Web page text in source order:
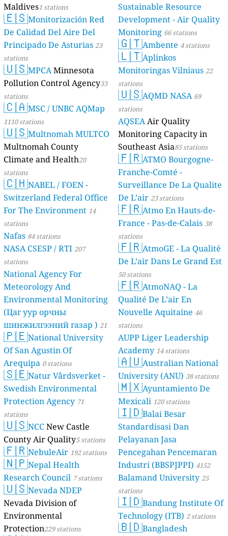
Sustainable Resource
Development - Air Quality
Monitoring 66 stations
🇬🇹Ambente 4 stations
🇱🇹Aplinkos
Monitoringas Vilniaus 22
stations
🇺🇸AQMD NASA 69
stations
AQSEAAir Quality
Monitoring Capacity in
Southeast Asia85 stations
🇫🇷ATMO Bourgogne-
Franche-Comté -
Surveillance De La Qualite
De L’air 23 stations
🇫🇷Atmo En Hauts-de-
France - Pas-de-Calais 38
stations
🇫🇷AtmoGE - La Qualité
De L’air Dans Le Grand Est
50 stations
🇫🇷AtmoNAQ - La
Qualité De L’air En
Nouvelle Aquitaine 46
stations
AUPP Liger Leadership
Academy 14 stations
🇦🇺Australian National
University (ANU) 38 stations
🇲🇽Ayuntamiento De
Mexicali 120 stations
🇮🇩Balai Besar
Standardisasi Dan
Pelayanan Jasa
Pencegahan Pencemaran
Industri (BBSPJPPI) 4152
stations
Balamand University25
stations
🇮🇩Bandung Institute Of
Technology (ITB) 2 stations
🇧🇩Bangladesh
Maldives1 stations
🇪🇸Monitorización Red
De Calidad Del Aire Del
Principado De Asturias 23
stations
🇺🇸MPCAMinnesota
Pollution Control Agency33
stations
🇨🇦MSC / UNBC AQMap
1110 stations
🇺🇸Multnomah MULTCO
Multnomah County
Climate and Health20
stations
🇨🇭NABEL / FOEN -
Switzerland Federal Office
For The Environment 14
stations
Nafas 84 stations
NASA CSESP / RTI 207
stations
National Agency For
Meteorology And
Environmental Monitoring
(Цаг уур орчны
шинжилгээний газар ) 21
stations
🇵🇪National University
Of San Agustin Of
Arequipa 0 stations
🇸🇪Natur Vårdsverket -
Swedish Environmental
Protection Agency 71
stations
🇺🇸NCCNew Castle
County Air Quality5 stations
🇫🇷NebuleAir 192 stations
🇳🇵Nepal Health
Research Council 7 stations
🇺🇸Nevada NDEP
Nevada Division of
Environmental
Protection229 stations